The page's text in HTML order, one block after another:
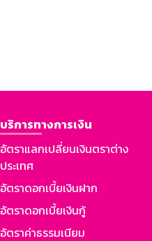
บริการทางการเงิน
อัตราแลกเปลี่ยนเงินตราต่าง
ประเทศ
อัตราดอกเบี้ยเงินฝาก
อัตราดอกเบี้ยเงินกู้
อัตราค่าธรรมเนียม